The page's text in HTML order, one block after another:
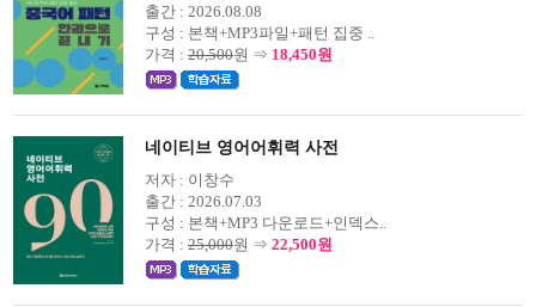
출간 : 2026.08.08
구성 : 본책+MP3파일+패턴 집중 ..
가격 : 20,500원 ⇒ 18,450원
네이티브 영어어휘력 사전
저자 : 이창수
출간 : 2026.07.03
구성 : 본책+MP3 다운로드+인덱스..
가격 : 25,000원 ⇒ 22,500원